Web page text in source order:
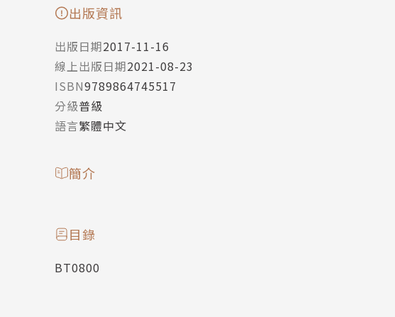
出版資訊
出版日期2017-11-16
線上出版日期2021-08-23
ISBN9789864745517
分級普級
語言繁體中文
簡介
目錄
BT0800